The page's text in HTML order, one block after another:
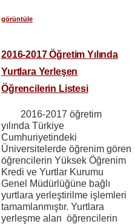
görüntüle
2016-2017 Öğretim Yılında
Yurtlara Yerleşen
Öğrencilerin Listesi
2016-2017 öğretim
yılında Türkiye
Cumhuriyetindeki
Üniversitelerde öğrenim gören
öğrencilerin Yüksek Öğrenim
Kredi ve Yurtlar Kurumu
Genel Müdürlüğüne bağlı
yurtlara yerleştirilme işlemleri
tamamlanmıştır. Yurtlara
yerleşme alan öğrencilerin